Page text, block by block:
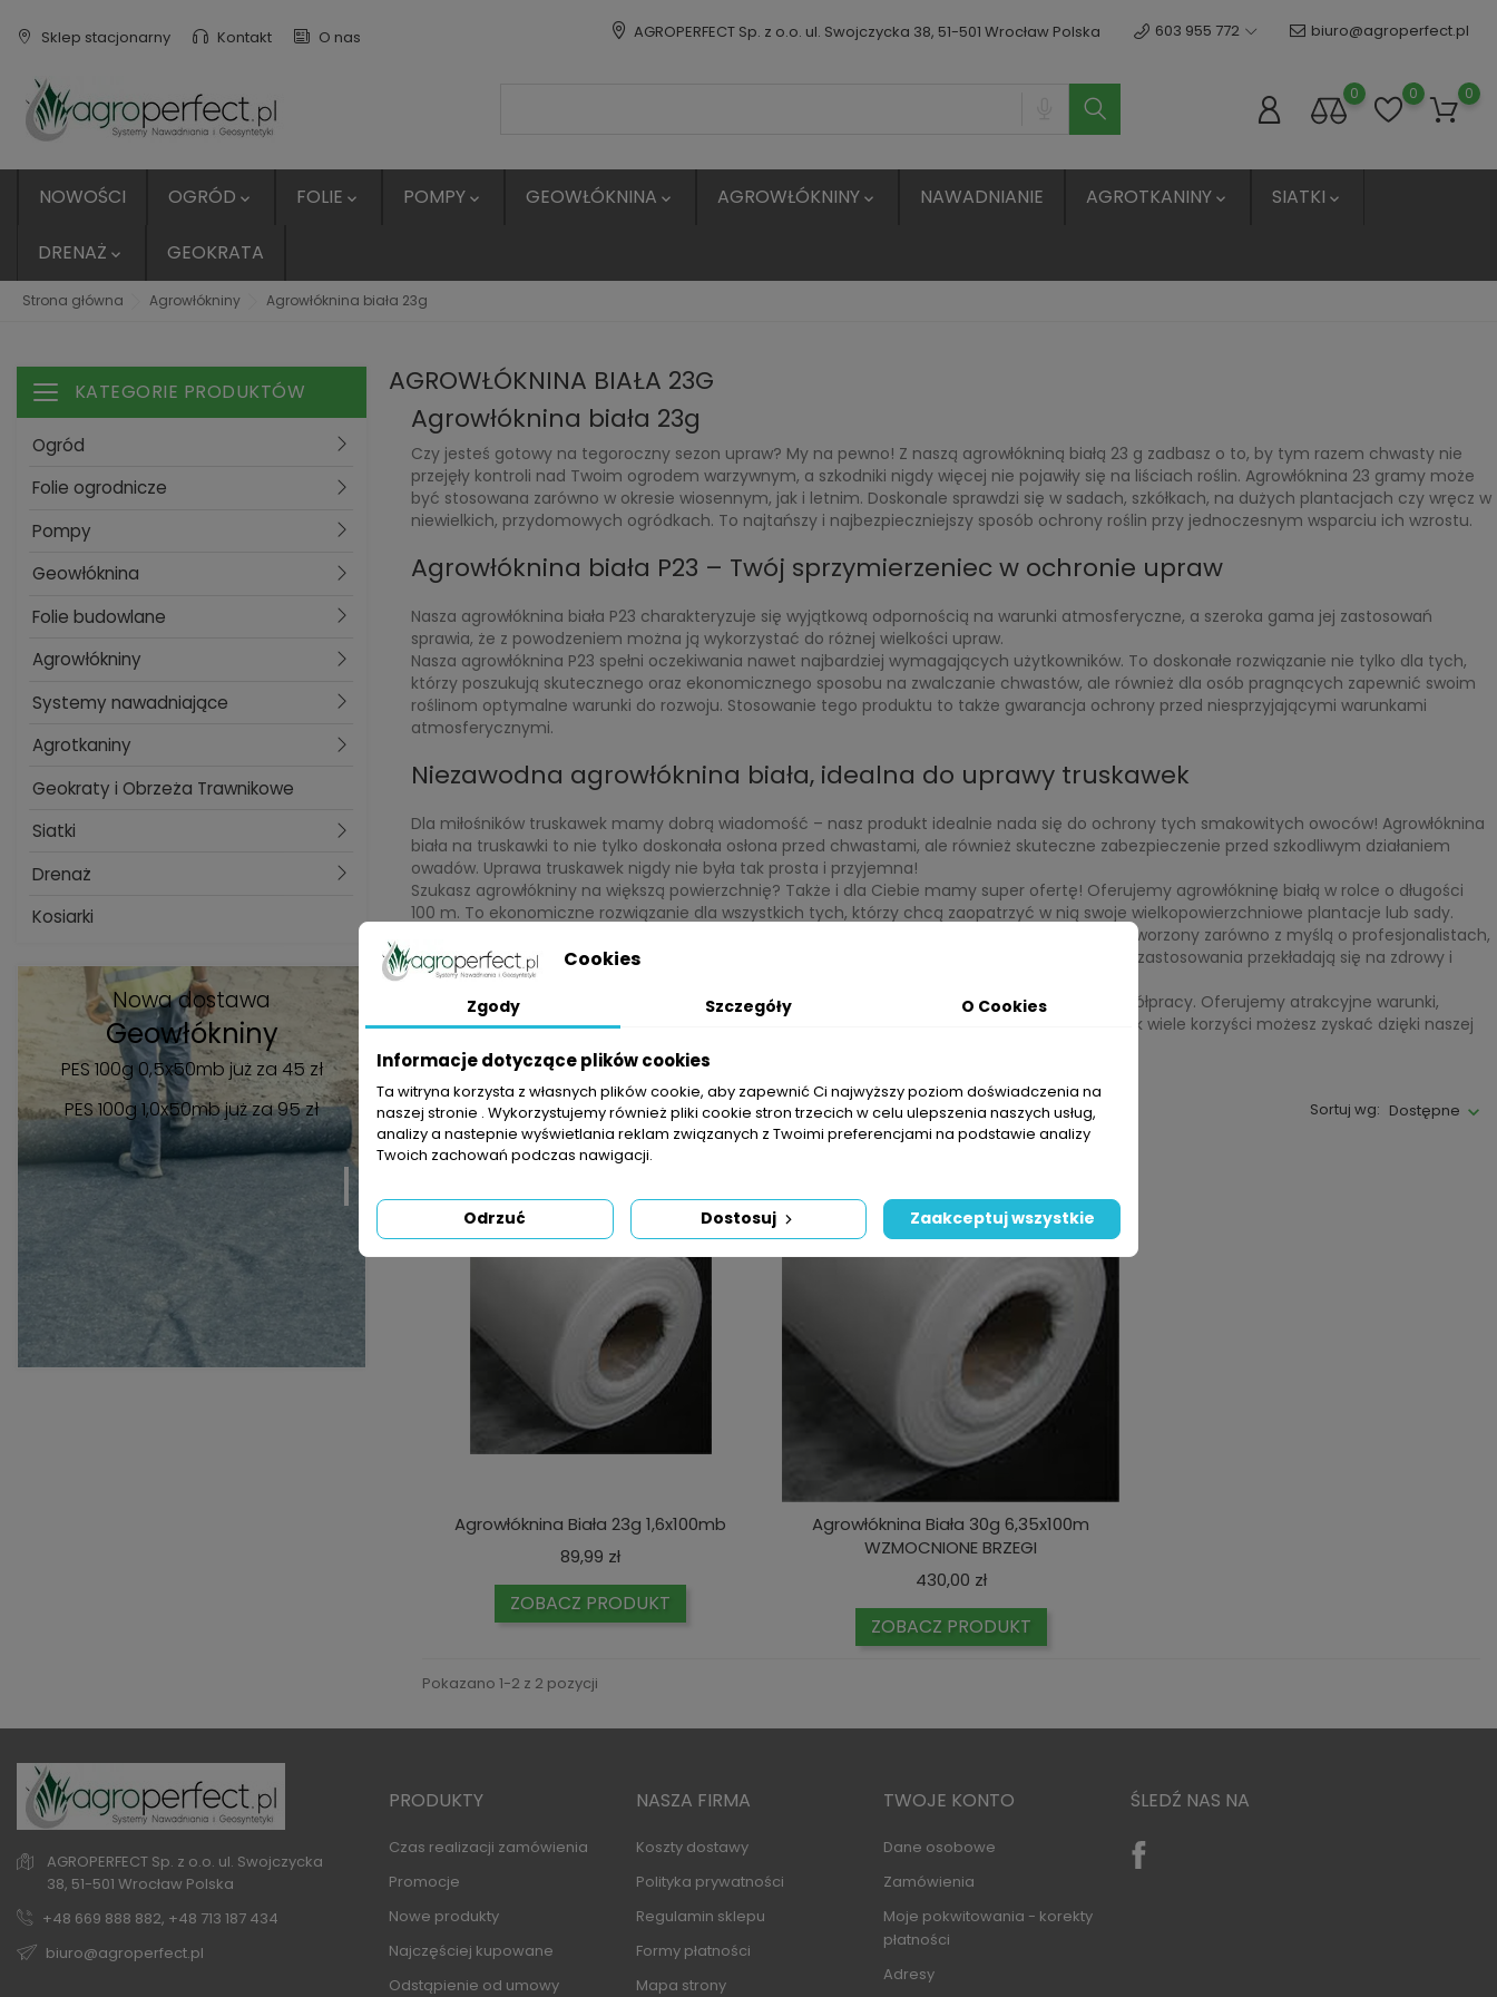
Sklep stacjonarny Kontakt O nas AGROPERFECT Sp. z o.o. ul. Swojczycka 38, 51-501 Wrocław Polska 603 955 772 biuro@agroperfect.pl
0 0 0
NOWOŚCI OGRÓD  FOLIE  POMPY  GEOWŁÓKNINA  AGROWŁÓKNINY  NAWADNIANIE AGROTKANINY  SIATKI 
DRENAŻ  GEOKRATA
Strona główna Agrowłókniny Agrowłóknina biała 23g
Toggle navigation
KATEGORIE PRODUKTÓW
Ogród
Folie ogrodnicze
Pompy
Geowłóknina
Folie budowlane
Agrowłókniny
Systemy nawadniające
Agrotkaniny
Geokraty i Obrzeża Trawnikowe
Siatki
Drenaż
Kosiarki
Nowa dostawa
Geowłókniny
PES 100g 0,5x50mb już za 45 zł
PES 100g 1,0x50mbjuż za 95 zł
AGROWŁÓKNINA BIAŁA 23G
Agrowłóknina biała 23g
Czy jesteś gotowy na tegoroczny sezon upraw? My na pewno! Z naszą agrowłókniną białą 23 g zadbasz o to, by tym razem chwasty nie
przejęły kontroli nad Twoim ogrodem warzywnym, a szkodniki nigdy więcej nie pojawiły się na liściach roślin. Agrowłóknina 23 gramy może
być stosowana zarówno w okresie wiosennym, jak i letnim. Doskonale sprawdzi się w sadach, szkółkach, na dużych plantacjach czy wręcz w
niewielkich, przydomowych ogródkach. To najtańszy i najbezpieczniejszy sposób ochrony roślin przy jednoczesnym wsparciu ich wzrostu.
Agrowłóknina biała P23 – Twój sprzymierzeniec w ochronie upraw
Nasza agrowłóknina biała P23 charakteryzuje się wyjątkową odpornością na warunki atmosferyczne, a szeroka gama jej zastosowań
sprawia, że z powodzeniem można ją wykorzystać do różnej wielkości upraw.
Nasza agrowłóknina P23 spełni oczekiwania nawet najbardziej wymagających użytkowników. To doskonałe rozwiązanie nie tylko dla tych,
którzy poszukują skutecznego oraz ekonomicznego sposobu na zwalczanie chwastów, ale również dla osób pragnących zapewnić swoim
roślinom optymalne warunki do rozwoju. Stosowanie tego produktu to także gwarancja ochrony przed niesprzyjającymi warunkami
atmosferycznymi.
Niezawodna agrowłóknina biała, idealna do uprawy truskawek
Dla miłośników truskawek mamy dobrą wiadomość – nasz produkt idealnie nada się do ochrony tych smakowitych owoców! Agrowłóknina
biała na truskawki to nie tylko doskonała osłona przed chwastami, ale również skuteczne zabezpieczenie przed szkodliwym działaniem
owadów. Uprawa truskawek nigdy nie była tak prosta i przyjemna!
Szukasz agrowłókniny na większą powierzchnię? Także i dla Ciebie mamy super ofertę! Oferujemy agrowłókninę białą w rolce o długości
100 m. To ekonomiczne rozwiązanie dla wszystkich tych, którzy chcą zaopatrzyć w nią swoje wielkopowierzchniowe plantacje lub sady.
Rozważając zakup, pamiętaj, że nasza agrowłóknina biała P23 to produkt najwyższej jakości, stworzony zarówno z myślą o profesjonalistach,
jak i amatorach. Stanowi inwestycję, która zwróci się w krótkim czasie, a korzyści płynące z jej zastosowania przekładają się na zdrowy i
obfity plon.
Bez względu na to, czy jesteś z Wrocławia, czy z innego polskiego miasta, zapraszamy do współpracy. Oferujemy atrakcyjne warunki,
szybką dostawę oraz profesjonalne doradztwo. Skontaktuj się z nami już dziś i przekonaj się, jak wiele korzyści możesz zyskać dzięki naszej
Jest 2 produktów. Sortuj wg: Dostępne
Agrowłóknina Biała 23g 1,6x100mb
89,99 złCena
ZOBACZ PRODUKT
Agrowłóknina Biała 30g 6,35x100m
WZMOCNIONE BRZEGI
430,00 złCena
ZOBACZ PRODUKT
Pokazano 1-2 z 2 pozycji
AGROPERFECT Sp. z o.o. ul. Swojczycka
38, 51-501 Wrocław Polska
+48 669 888 882, +48 713 187 434
biuro@agroperfect.pl
PRODUKTY
Czas realizacji zamówienia
Promocje
Nowe produkty
Najczęściej kupowane
Odstąpienie od umowy
NASZA FIRMA
Koszty dostawy
Polityka prywatności
Regulamin sklepu
Formy płatności
Mapa strony
TWOJE KONTO
Dane osobowe
Zamówienia
Moje pokwitowania - korekty
płatności
Adresy
ŚLEDŹ NAS NA
Cookies
Zgody Szczegóły O Cookies
Informacje dotyczące plików cookies
Ta witryna korzysta z własnych plików cookie, aby zapewnić Ci najwyższy poziom doświadczenia na
naszej stronie . Wykorzystujemy również pliki cookie stron trzecich w celu ulepszenia naszych usług,
analizy a nastepnie wyświetlania reklam związanych z Twoimi preferencjami na podstawie analizy
Twoich zachowań podczas nawigacji.
Odrzuć Dostosuj Zaakceptuj wszystkie